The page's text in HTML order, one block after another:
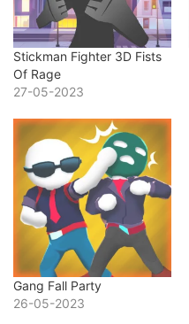
Stickman Fighter 3D Fists
Of Rage
27-05-2023
Gang Fall Party
26-05-2023